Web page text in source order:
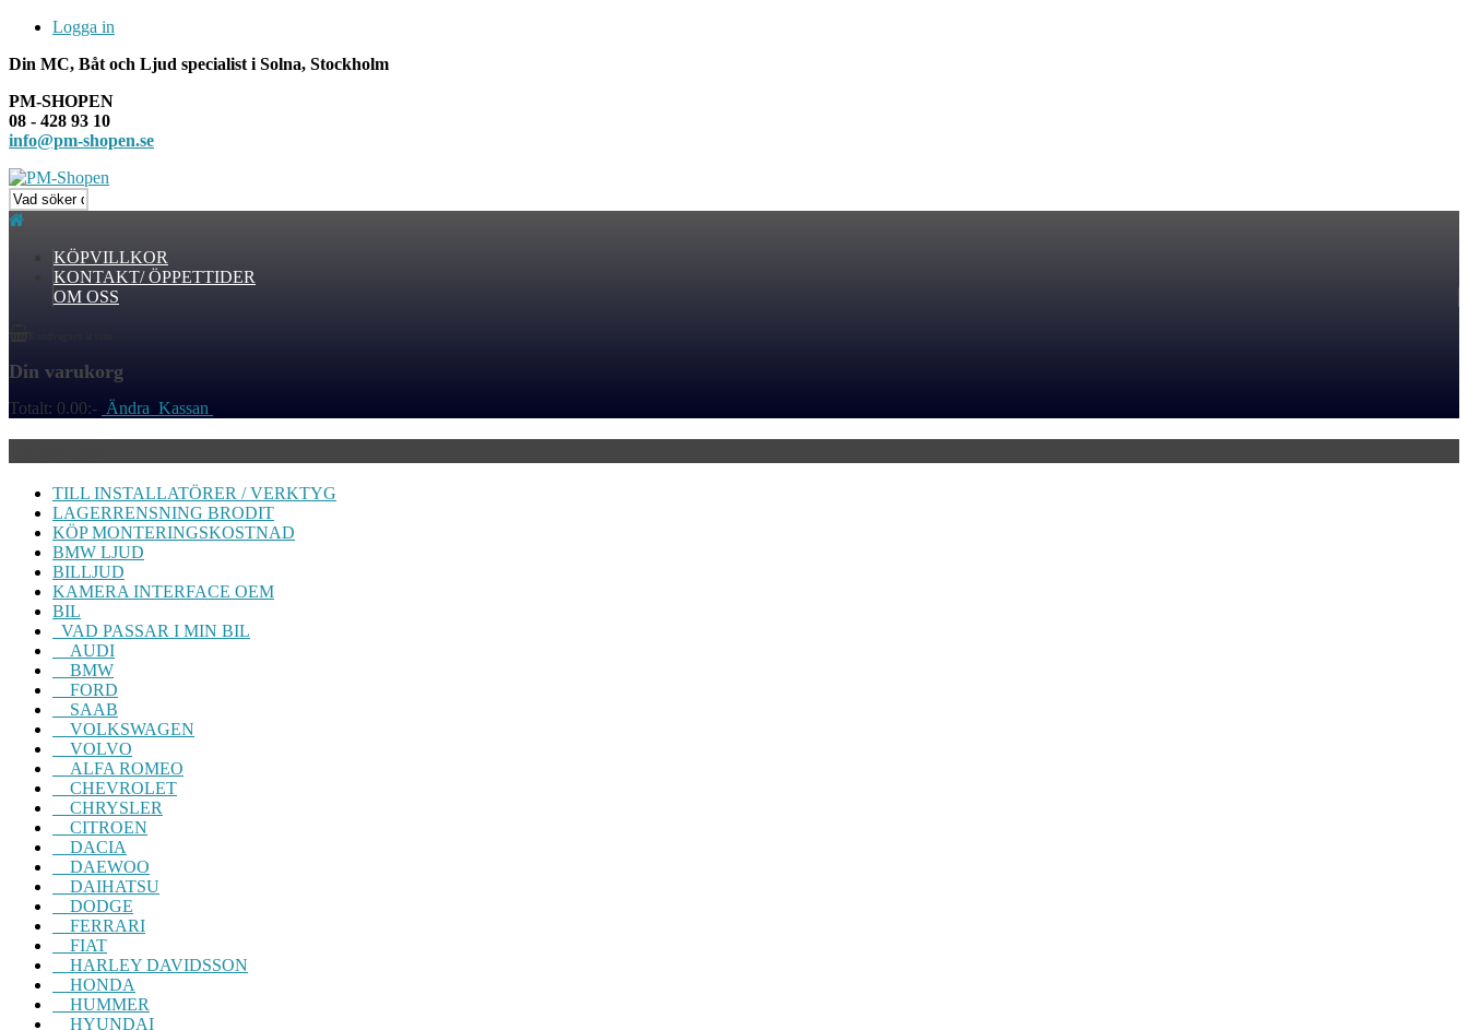
Logga in
Din MC, Båt och Ljud specialist i Solna, Stockholm
PM-SHOPEN
08 - 428 93 10
info@pm-shopen.se
KÖPVILLKOR
KONTAKT/ ÖPPETTIDER
OM OSS
Din varukorg
Totalt: 0.00:- Ändra Kassan
TILL INSTALLATÖRER / VERKTYG
LAGERRENSNING BRODIT
KÖP MONTERINGSKOSTNAD
BMW LJUD
BILLJUD
KAMERA INTERFACE OEM
BIL
VAD PASSAR I MIN BIL
AUDI
BMW
FORD
SAAB
VOLKSWAGEN
VOLVO
ALFA ROMEO
CHEVROLET
CHRYSLER
CITROEN
DACIA
DAEWOO
DAIHATSU
DODGE
FERRARI
FIAT
HARLEY DAVIDSSON
HONDA
HUMMER
HYUNDAI